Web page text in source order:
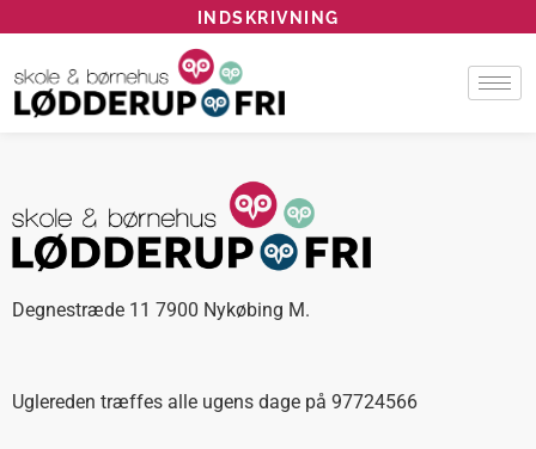
INDSKRIVNING
Degnestræde 11 7900 Nykøbing M.
Uglereden træffes alle ugens dage på 97724566